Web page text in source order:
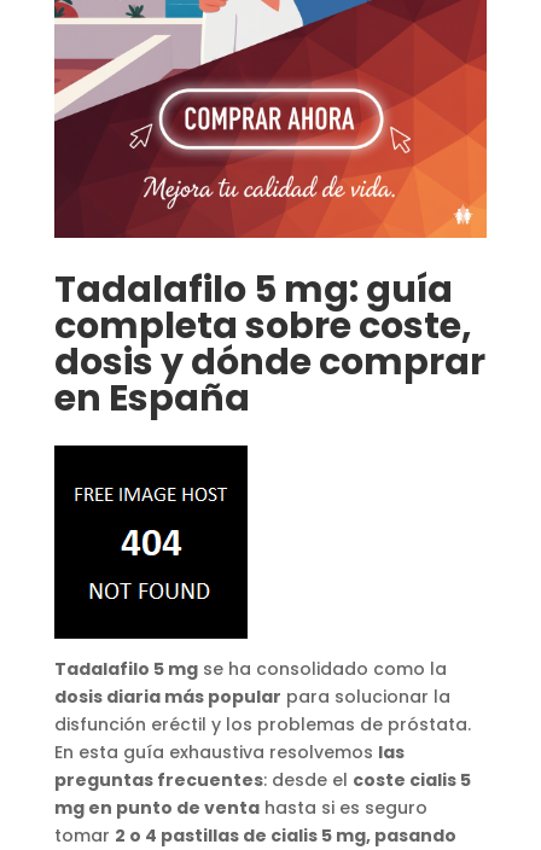
Tadalafilo 5 mg: guía
completa sobre coste,
dosis y dónde comprar
en España
Tadalafilo 5 mgse ha consolidado como la
dosis diaria más popular para solucionar la
disfunción eréctil y los problemas de próstata.
En esta guía exhaustiva resolvemos las
preguntas frecuentes: desde el coste cialis 5
mg en punto de ventahasta si es seguro
tomar 2 o 4 pastillas de cialis 5 mg, pasando